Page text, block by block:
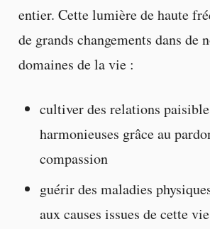
entier. Cette lumière de haute
de grands changements dans de
domaines de la vie :
cultiver des relations
harmonieuses grâce au
compassion
guérir des maladies
aux causes issues de cette